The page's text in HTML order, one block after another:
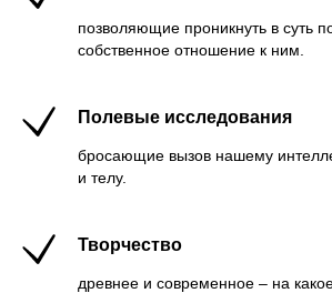
позволяющие проникнуть в суть
собственное отношение к ним.
Полевые исследования
бросающие вызов нашему
и телу.
Творчество
древнее и современное – на